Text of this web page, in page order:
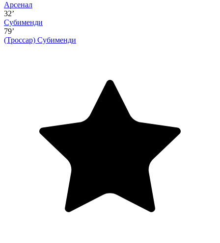
Арсенал
32’
Субименди
79’
(Троссар) Субименди